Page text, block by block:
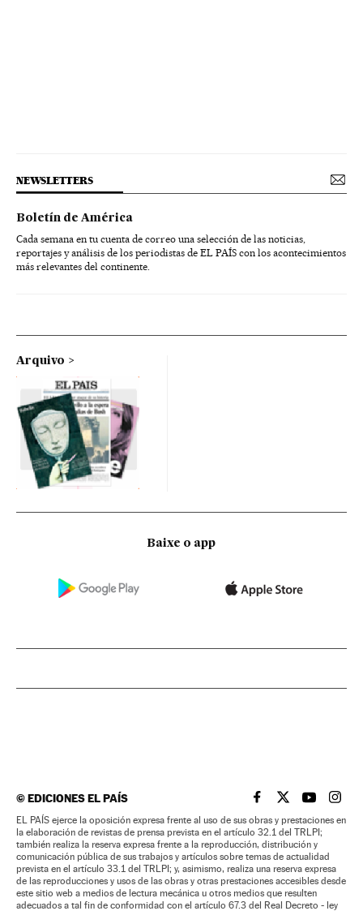
NEWSLETTERS
Boletín de América
Cada semana en tu cuenta de correo una selección de las noticias,
reportajes y análisis de los periodistas de EL PAÍS con los acontecimientos
más relevantes del continente.
Arquivo
Baixe o app
©EDICIONES EL PAÍS EL PAÍS BRASIL EN
EL PAÍSEL PAÍS
EL
EL PAÍS ejerce la oposición expresa frente al uso de sus obras y prestaciones en
la elaboración de revistas de prensa prevista en el artículo 32.1 del TRLPI;
también realiza la reserva expresa frente a la reproducción, distribución y
comunicación pública de sus trabajos y artículos sobre temas de actualidad
prevista en el artículo 33.1 del TRLPI; y, asimismo, realiza una reserva expresa
de las reproducciones y usos de las obras y otras prestaciones accesibles desde
este sitio web a medios de lectura mecánica u otros medios que resulten
adecuados a tal fin de conformidad con el artículo 67.3 del Real Decreto - ley